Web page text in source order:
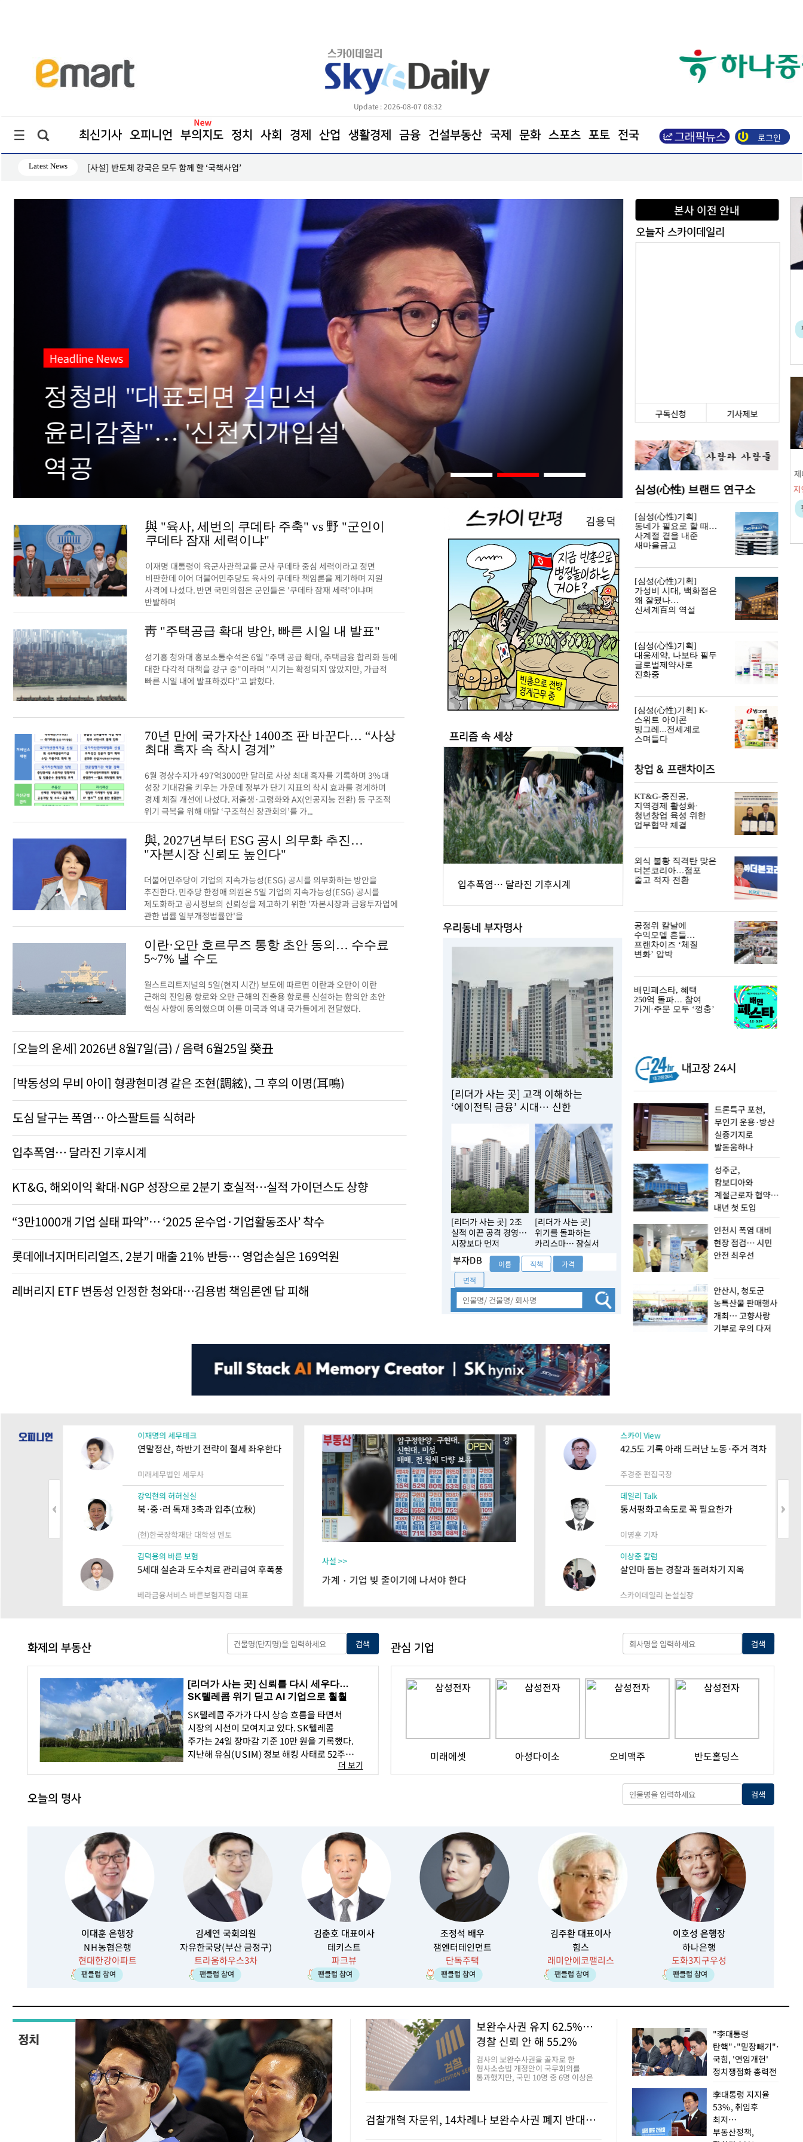
Update : 2026-08-07 08:32
최신기사 오피니언 부의지도 정치 사회 경제 산업 생활경제 금융 건설부동산 국제 문화 스포츠 포토 전국 로그인
Latest News
두 함께 할 ‘국책사업’ [단독] ‘급변하는 기상’… 보다 안전한 하늘길 열린다
Headline News
[단독] ‘급변하는 기상’… 보다
안전한 하늘길 열린다
與 "육사, 세번의 쿠데타 주축" vs 野 "군인이
쿠데타 잠재 세력이냐"
이재명 대통령이 육군사관학교를 군사 쿠데타 중심 세력이라고 정면
비판한데 이어 더불어민주당도 육사의 쿠데타 책임론을 제기하며 지원
사격에 나섰다. 반면 국민의힘은 군인들은 '쿠데타 잠재 세력'이냐며
반발하며
靑 "주택공급 확대 방안, 빠른 시일 내 발표"
성기홍 청와대 홍보소통수석은 6일 "주택 공급 확대, 주택금융 합리화 등에
대한 다각적 대책을 강구 중"이라며 "시기는 확정되지 않았지만, 가급적
빠른 시일 내에 발표하겠다"고 밝혔다.
70년 만에 국가자산 1400조 판 바꾼다… “사상
최대 흑자 속 착시 경계”
6월 경상수지가 497억3000만 달러로 사상 최대 흑자를 기록하며 3%대
성장 기대감을 키우는 가운데 정부가 단기 지표의 착시 효과를 경계하며
경제 체질 개선에 나섰다. 저출생·고령화와 AX(인공지능 전환) 등 구조적
위기 극복을 위해 매달 ‘구조혁신 장관회의’를 가...
與, 2027년부터 ESG 공시 의무화 추진…
"자본시장 신뢰도 높인다"
더불어민주당이 기업의 지속가능성(ESG) 공시를 의무화하는 방안을
추진한다. 민주당 한정애 의원은 5일 기업의 지속가능성(ESG) 공시를
제도화하고 공시정보의 신뢰성을 제고하기 위한 '자본시장과 금융투자업에
관한 법률 일부개정법률안'을
이란·오만 호르무즈 통항 초안 동의… 수수료
5~7% 낼 수도
월스트리트저널의 5일(현지 시간) 보도에 따르면 이란과 오만이 이란
근해의 진입용 항로와 오만 근해의 진출용 항로를 신설하는 합의안 초안
핵심 사항에 동의했으며 이를 미국과 역내 국가들에게 전달했다.
[오늘의 운세] 2026년 8월7일(금) / 음력 6월25일 癸丑
[박동성의 무비 아이] 형광현미경 같은 조현(調絃), 그 후의 이명(耳鳴)
도심 달구는 폭염… 아스팔트를 식혀라
입추폭염… 달라진 기후시계
KT&G, 해외이익 확대∙NGP 성장으로 2분기 호실적…실적 가이던스도 상향
“3만1000개 기업 실태 파악”… ‘2025 운수업·기업활동조사’ 착수
롯데에너지머티리얼즈, 2분기 매출 21% 반등… 영업손실은 169억원
레버리지 ETF 변동성 인정한 청와대…김용범 책임론엔 답 피해
프리즘 속 세상
입추폭염… 달라진 기후시계
우리동네 부자명사
[리더가 사는 곳] 고객 이해하는
‘에이전틱 금융’ 시대… 신한
[리더가 사는 곳] 2조
실적 이끈 공격 경영…
시장보다 먼저
움직이는 ‘불도저
CEO’
[리더가 사는 곳]
위기를 돌파하는
카리스마… 잠실서
시작되는 로켓 경영
부자DB 이름 직책
가격
면적
본사 이전 안내
오늘자 스카이데일리
구독신청 기사제보
심성(心性) 브랜드 연구소
[심성(心性)기획]
동네가 필요로 할 때…
사계절 곁을 내준
새마을금고
[심성(心性)기획]
가성비 시대, 백화점은
왜 잘됐나…
신세계百의 역설
[심성(心性)기획]
대웅제약, 나보타 필두
글로벌제약사로
진화중
[심성(心性)기획] K-
스위트 아이콘
빙그레...전세계로
스며들다
창업 & 프랜차이즈
KT&G-중진공,
지역경제 활성화·
청년창업 육성 위한
업무협약 체결
외식 불황 직격탄 맞은
더본코리아…점포
줄고 적자 전환
공정위 칼날에
수익모델 흔들…
프랜차이즈 ‘체질
변화’ 압박
배민페스타, 혜택
250억 돌파… 참여
가게·주문 모두 ‘껑충’
내고장 24시
드론특구 포천,
무인기 운용·방산
실증기지로
발돋움하나
성주군,
캄보디아와
계절근로자 협약…
내년 첫 도입
인천시 폭염 대비
현장 점검… 시민
안전 최우선
안산시, 청도군
농특산물 판매행사
개최… 고향사랑
기부로 우의 다져
이재명의 세무테크
연말정산, 하반기 전략이 절세 좌우한다
미래세무법인 세무사
강익현의 허허실실
북·중·러 독재 3축과 입추(立秋)
(현)한국장학재단 대학생 멘토
김덕용의 바른 보험
5세대 실손과 도수치료 관리급여 후폭풍
베라금융서비스 바른보험지점 대표
사설 >>
가계‧기업 빚 줄이기에 나서야 한다
스카이 View
42.5도 기록 아래 드러난 노동·주거 격차
주경준 편집국장
데일리 Talk
동서평화고속도로 꼭 필요한가
이영훈 기자
이상준 칼럼
살인마 돕는 경찰과 돌려차기 지옥
스카이데일리 논설실장
화제의 부동산 검색
[리더가 사는 곳] 신뢰를 다시 세우다…
SK텔레콤 위기 딛고 AI 기업으로 훨훨
SK텔레콤 주가가 다시 상승 흐름을 타면서
시장의 시선이 모여지고 있다. SK텔레콤
주가는 24일 장마감 기준 10만 원을 기록했다.
지난해 유심(USIM) 정보 해킹 사태로 52주
신저가(5만400원)까지 주저앉았던 암흑기를더 보기
관심 기업 검색
미래에셋 아성다이소 오비맥주 반도홀딩스
오늘의 명사 검색
이대훈 은행장
NH농협은행
현대한강아파트
55
팬클럽 참여
김세연 국회의원
자유한국당(부산 금정구)
트라움하우스3차
79
팬클럽 참여
김춘호 대표이사
테키스트
파크뷰
53
팬클럽 참여
조정석 배우
잼엔터테인먼트
단독주택
116
팬클럽 참여
김주환 대표이사
힘스
래미안에코팰리스
64
팬클럽 참여
이호성 은행장
하나은행
도화3지구우성
60
팬클럽 참여
보완수사권 유지 62.5%…
경찰 신뢰 안 해 55.2%
검사의 보완수사권을 골자로 한
형사소송법 개정안이 국무회의를
통과했지만, 국민 10명 중 6명 이상은
대해서는 검찰개혁 자문위, 14차례나 보완수사권 폐지 반대… “정부, 의견 외면한 채 강행”
"李대통령
탄핵"·"밑장빼기"…
국힘, '연임개헌'
정치쟁점화 총력전
李대통령 지지율
53%, 취임후
최저…
부동산정책,